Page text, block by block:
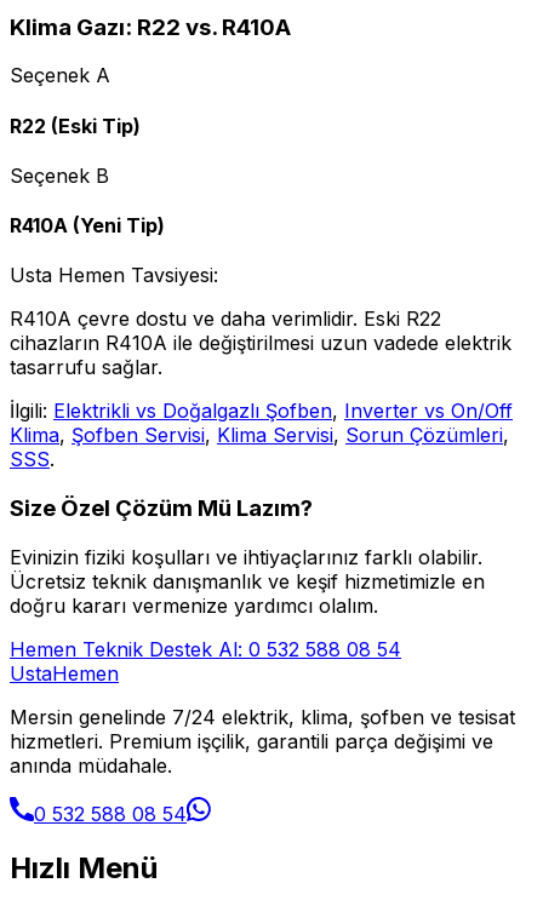
Klima Gazı: R22 vs. R410A
Seçenek A
R22 (Eski Tip)
Seçenek B
R410A (Yeni Tip)
Usta Hemen Tavsiyesi:
R410A çevre dostu ve daha verimlidir. Eski R22
cihazların R410A ile değiştirilmesi uzun vadede elektrik
tasarrufu sağlar.
İlgili: Elektrikli vs Doğalgazlı Şofben, Inverter vs On/Off
Klima, Şofben Servisi, Klima Servisi, Sorun Çözümleri,
SSS.
Size Özel Çözüm Mü Lazım?
Evinizin fiziki koşulları ve ihtiyaçlarınız farklı olabilir.
Ücretsiz teknik danışmanlık ve keşif hizmetimizle en
doğru kararı vermenize yardımcı olalım.
Hemen Teknik Destek Al: 0 532 588 08 54
UstaHemen
Mersin genelinde 7/24 elektrik, klima, şofben ve tesisat
hizmetleri. Premium işçilik, garantili parça değişimi ve
anında müdahale.
0 532 588 08 54
Hızlı Menü